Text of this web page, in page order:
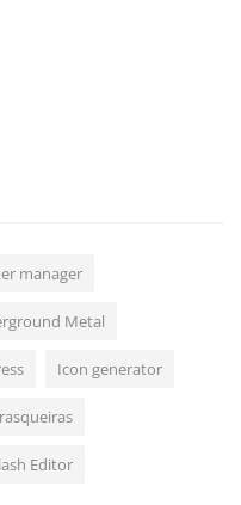
manager
Metal
Icon generator
Editor